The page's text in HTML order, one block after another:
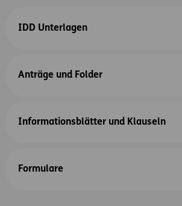
IDD Unterlagen
Anträge und Folder
Informationsblätter und Klauseln
Formulare